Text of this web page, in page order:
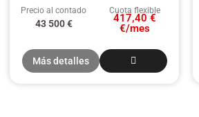
Precio al contado Cuota flexible
43 500€
417,40 €
€/mes
Más detalles